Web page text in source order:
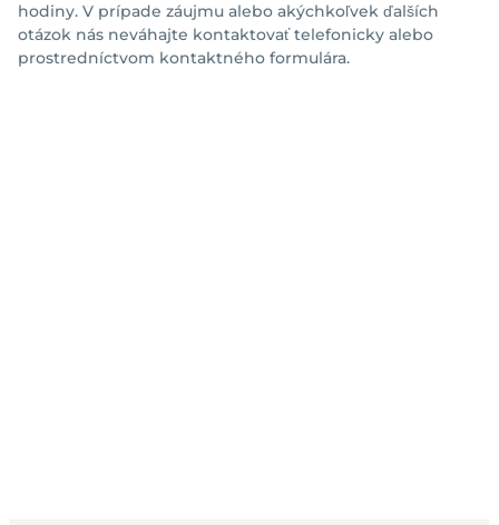
hodiny. V prípade záujmu alebo akýchkoľvek ďalších
otázok nás neváhajte kontaktovať telefonicky alebo
prostredníctvom kontaktného formulára.